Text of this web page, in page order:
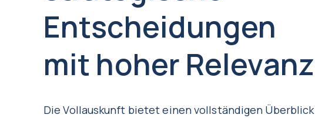
Entscheidungen
mit hoher Relevanz
Die Vollauskunft bietet einen vollständigen Überblick